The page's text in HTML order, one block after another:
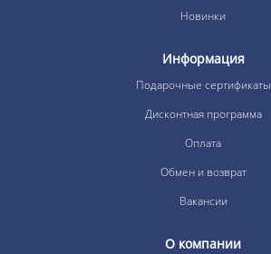
Новинки
Информация
Подарочные сертификаты
Дисконтная программа
Оплата
Обмен и возврат
Вакансии
О компании